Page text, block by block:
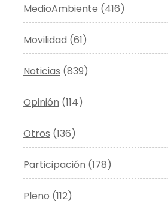
MedioAmbiente (416)
Movilidad (61)
Noticias (839)
Opinión (114)
Otros (136)
Participación (178)
Pleno (112)